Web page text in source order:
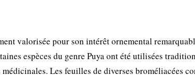
valorisée pour son intérêt ornemental
espèces du genre Puya ont été utilisées
Les feuilles de diverses broméliacées